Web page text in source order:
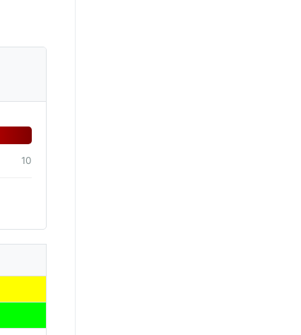
10